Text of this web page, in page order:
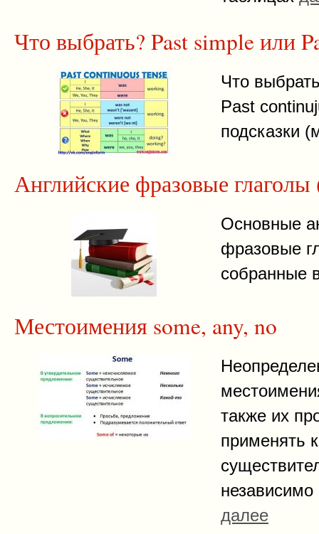
Что выбрать? Past simple или
Что
Past
подсказки
Английские фразовые глаголы
Основные
фразовые
собранные
Местоимения some, any, no
также их
применять
независимо
далее